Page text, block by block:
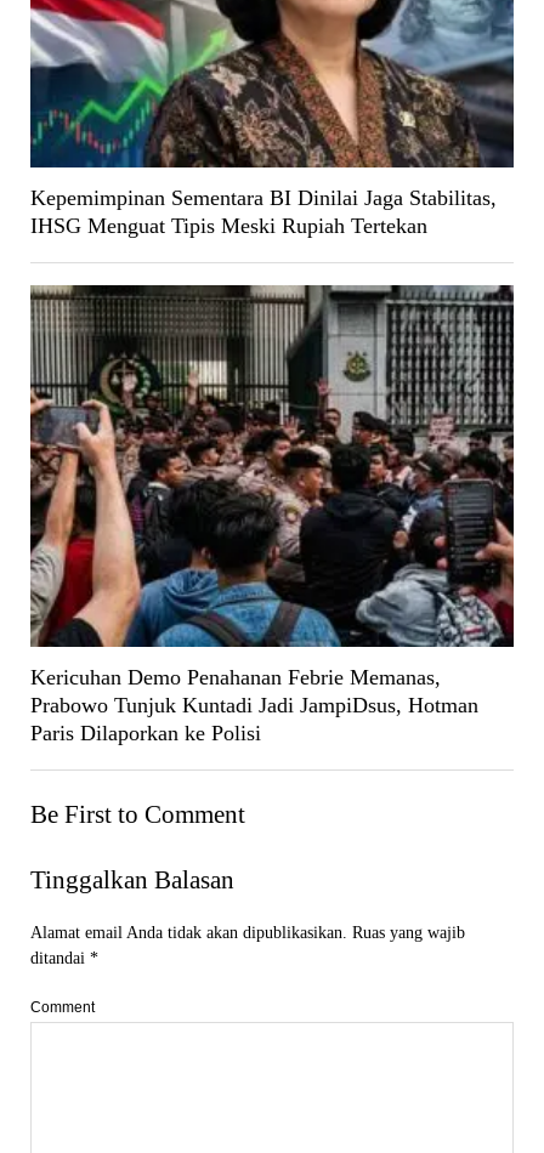
Kepemimpinan Sementara BI Dinilai Jaga Stabilitas,
IHSG Menguat Tipis Meski Rupiah Tertekan
Kericuhan Demo Penahanan Febrie Memanas,
Prabowo Tunjuk Kuntadi Jadi JampiDsus, Hotman
Paris Dilaporkan ke Polisi
Be First to Comment
Tinggalkan Balasan
Alamat email Anda tidak akan dipublikasikan. Ruas yang wajib
ditandai *
Comment